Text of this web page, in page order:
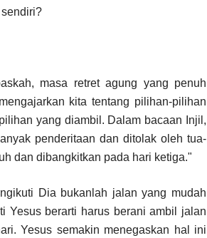
masa retret agung yang penuh
kita tentang pilihan-pilihan
yang diambil. Dalam bacaan Injil,
penderitaan dan ditolak oleh tua-
dan dibangkitkan pada hari ketiga."
Dia bukanlah jalan yang mudah
Yesus berarti harus berani ambil jalan
Yesus semakin menegaskan hal ini